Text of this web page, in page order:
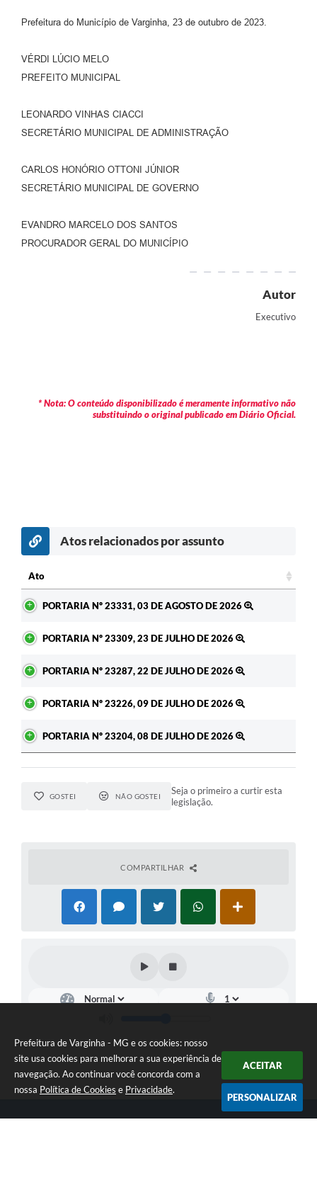
Prefeitura de Varginha - MG e os cookies: nosso
site usa cookies para melhorar a sua experiência de
navegação. Ao continuar você concorda com a
nossa Política de Cookies e Privacidade.
ACEITAR
PERSONALIZAR
Prefeitura do Município de Varginha, 23 de outubro de 2023.
VÉRDI LÚCIO MELO
PREFEITO MUNICIPAL
LEONARDO VINHAS CIACCI
SECRETÁRIO MUNICIPAL DE ADMINISTRAÇÃO
CARLOS HONÓRIO OTTONI JÚNIOR
SECRETÁRIO MUNICIPAL DE GOVERNO
EVANDRO MARCELO DOS SANTOS
PROCURADOR GERAL DO MUNICÍPIO
Autor
Executivo
* Nota: O conteúdo disponibilizado é meramente informativo não
substituindo o original publicado em Diário Oficial.
Atos relacionados por assunto
Ato
PORTARIA Nº 23331, 03 DE AGOSTO DE 2026
PORTARIA Nº 23309, 23 DE JULHO DE 2026
PORTARIA Nº 23287, 22 DE JULHO DE 2026
PORTARIA Nº 23226, 09 DE JULHO DE 2026
PORTARIA Nº 23204, 08 DE JULHO DE 2026
GOSTEI NÃO GOSTEI
Seja o primeiro a curtir esta
legislação.
COMPARTILHAR